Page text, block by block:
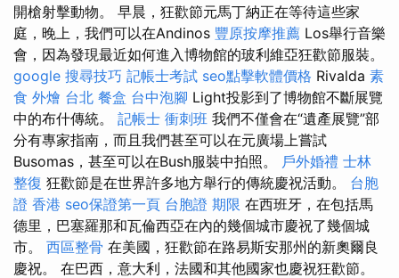
開槍射擊動物。 早晨，狂歡節元馬丁納正在等待這些家
庭，晚上，我們可以在Andinos 豐原按摩推薦 Los舉行音樂
會，因為發現最近如何進入博物館的玻利維亞狂歡節服裝。
google 搜尋技巧 記帳士考試 seo點擊軟體價格 Rivalda 素
食 外燴 台北 餐盒 台中泡腳 Light投影到了博物館不斷展覽
中的布什傳統。 記帳士 衝刺班 我們不僅會在“遺產展覽”部
分有專家指南，而且我們甚至可以在元廣場上嘗試
Busomas，甚至可以在Bush服裝中拍照。 戶外婚禮 士林
整復 狂歡節是在世界許多地方舉行的傳統慶祝活動。 台胞
證 香港 seo保證第一頁 台胞證 期限 在西班牙，在包括馬
德里，巴塞羅那和瓦倫西亞在內的幾個城市慶祝了幾個城
市。 西區整骨 在美國，狂歡節在路易斯安那州的新奧爾良
慶祝。 在巴西，意大利，法國和其他國家也慶祝狂歡節。